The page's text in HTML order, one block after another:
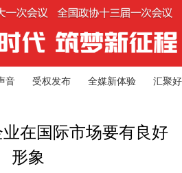
音 受权发布 全媒新体验 汇聚
在国际市场要有良好
形象